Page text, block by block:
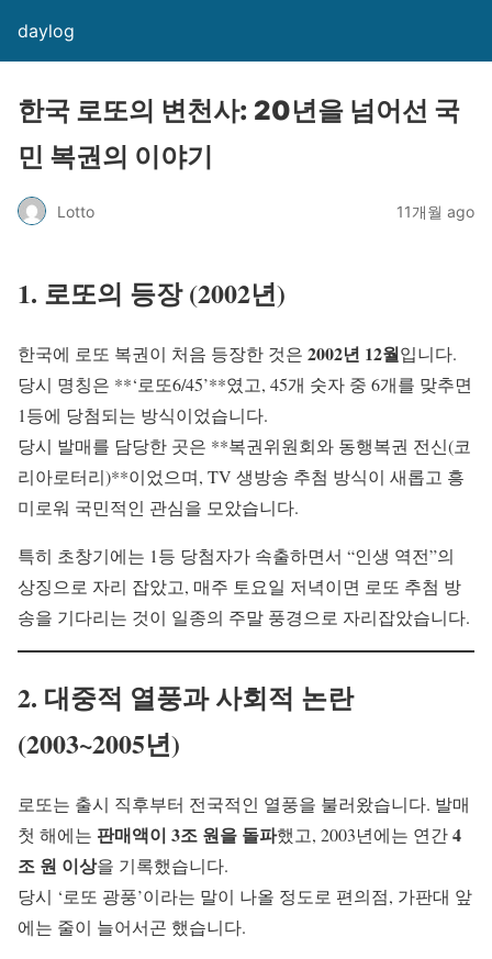
daylog
한국 로또의 변천사: 20년을 넘어선 국
민 복권의 이야기
Lotto 11개월 ago
1. 로또의 등장 (2002년)
한국에 로또 복권이 처음 등장한 것은 2002년 12월입니다.
당시 명칭은 **‘로또6/45’**였고, 45개 숫자 중 6개를 맞추면
1등에 당첨되는 방식이었습니다.
당시 발매를 담당한 곳은 **복권위원회와 동행복권 전신(코
리아로터리)**이었으며, TV 생방송 추첨 방식이 새롭고 흥
미로워 국민적인 관심을 모았습니다.
특히 초창기에는 1등 당첨자가 속출하면서 “인생 역전”의
상징으로 자리 잡았고, 매주 토요일 저녁이면 로또 추첨 방
송을 기다리는 것이 일종의 주말 풍경으로 자리잡았습니다.
2. 대중적 열풍과 사회적 논란
(2003~2005년)
로또는 출시 직후부터 전국적인 열풍을 불러왔습니다. 발매
첫 해에는 판매액이 3조 원을 돌파했고, 2003년에는 연간4
조 원 이상을 기록했습니다.
당시 ‘로또 광풍’이라는 말이 나올 정도로 편의점, 가판대 앞
에는 줄이 늘어서곤 했습니다.